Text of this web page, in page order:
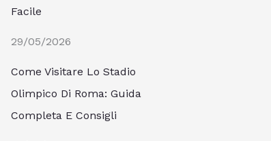
Facile
29/05/2026
Come Visitare Lo Stadio
Olimpico Di Roma: Guida
Completa E Consigli